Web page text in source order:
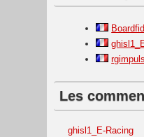
Boardfid
Les
ghisl1_E-Racing